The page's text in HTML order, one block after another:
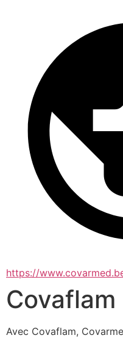
https://
Covaflam
Avec Covaflam,